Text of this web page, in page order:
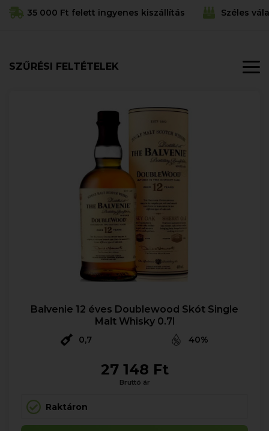
35 000 Ft felett ingyenes kiszállítás Széles
SZŰRÉSI FELTÉTELEK
Balvenie 12 éves Doublewood Skót Single
Malt Whisky 0.7l
0,7 40%
27 148 Ft
Bruttó ár
Raktáron